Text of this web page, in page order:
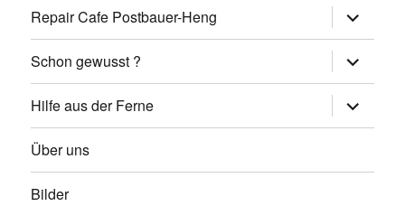
Repair Cafe Postbauer-Heng
öffnen
Schon gewusst ?
öffnen
Hilfe aus der Ferne
öffnen
Über uns
Bilder